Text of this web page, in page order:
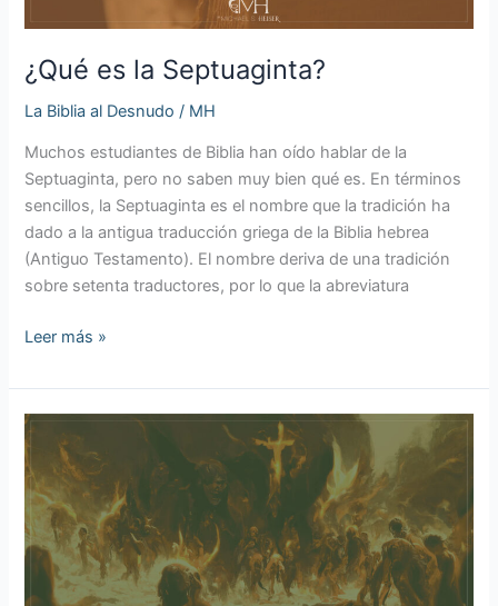
¿Qué es la Septuaginta?
La Biblia al Desnudo / MH
Muchos estudiantes de Biblia han oído hablar de la
Septuaginta, pero no saben muy bien qué es. En términos
sencillos, la Septuaginta es el nombre que la tradición ha
dado a la antigua traducción griega de la Biblia hebrea
(Antiguo Testamento). El nombre deriva de una tradición
sobre setenta traductores, por lo que la abreviatura
Leer más »
Satanás
en
el
Antiguo
Testamento